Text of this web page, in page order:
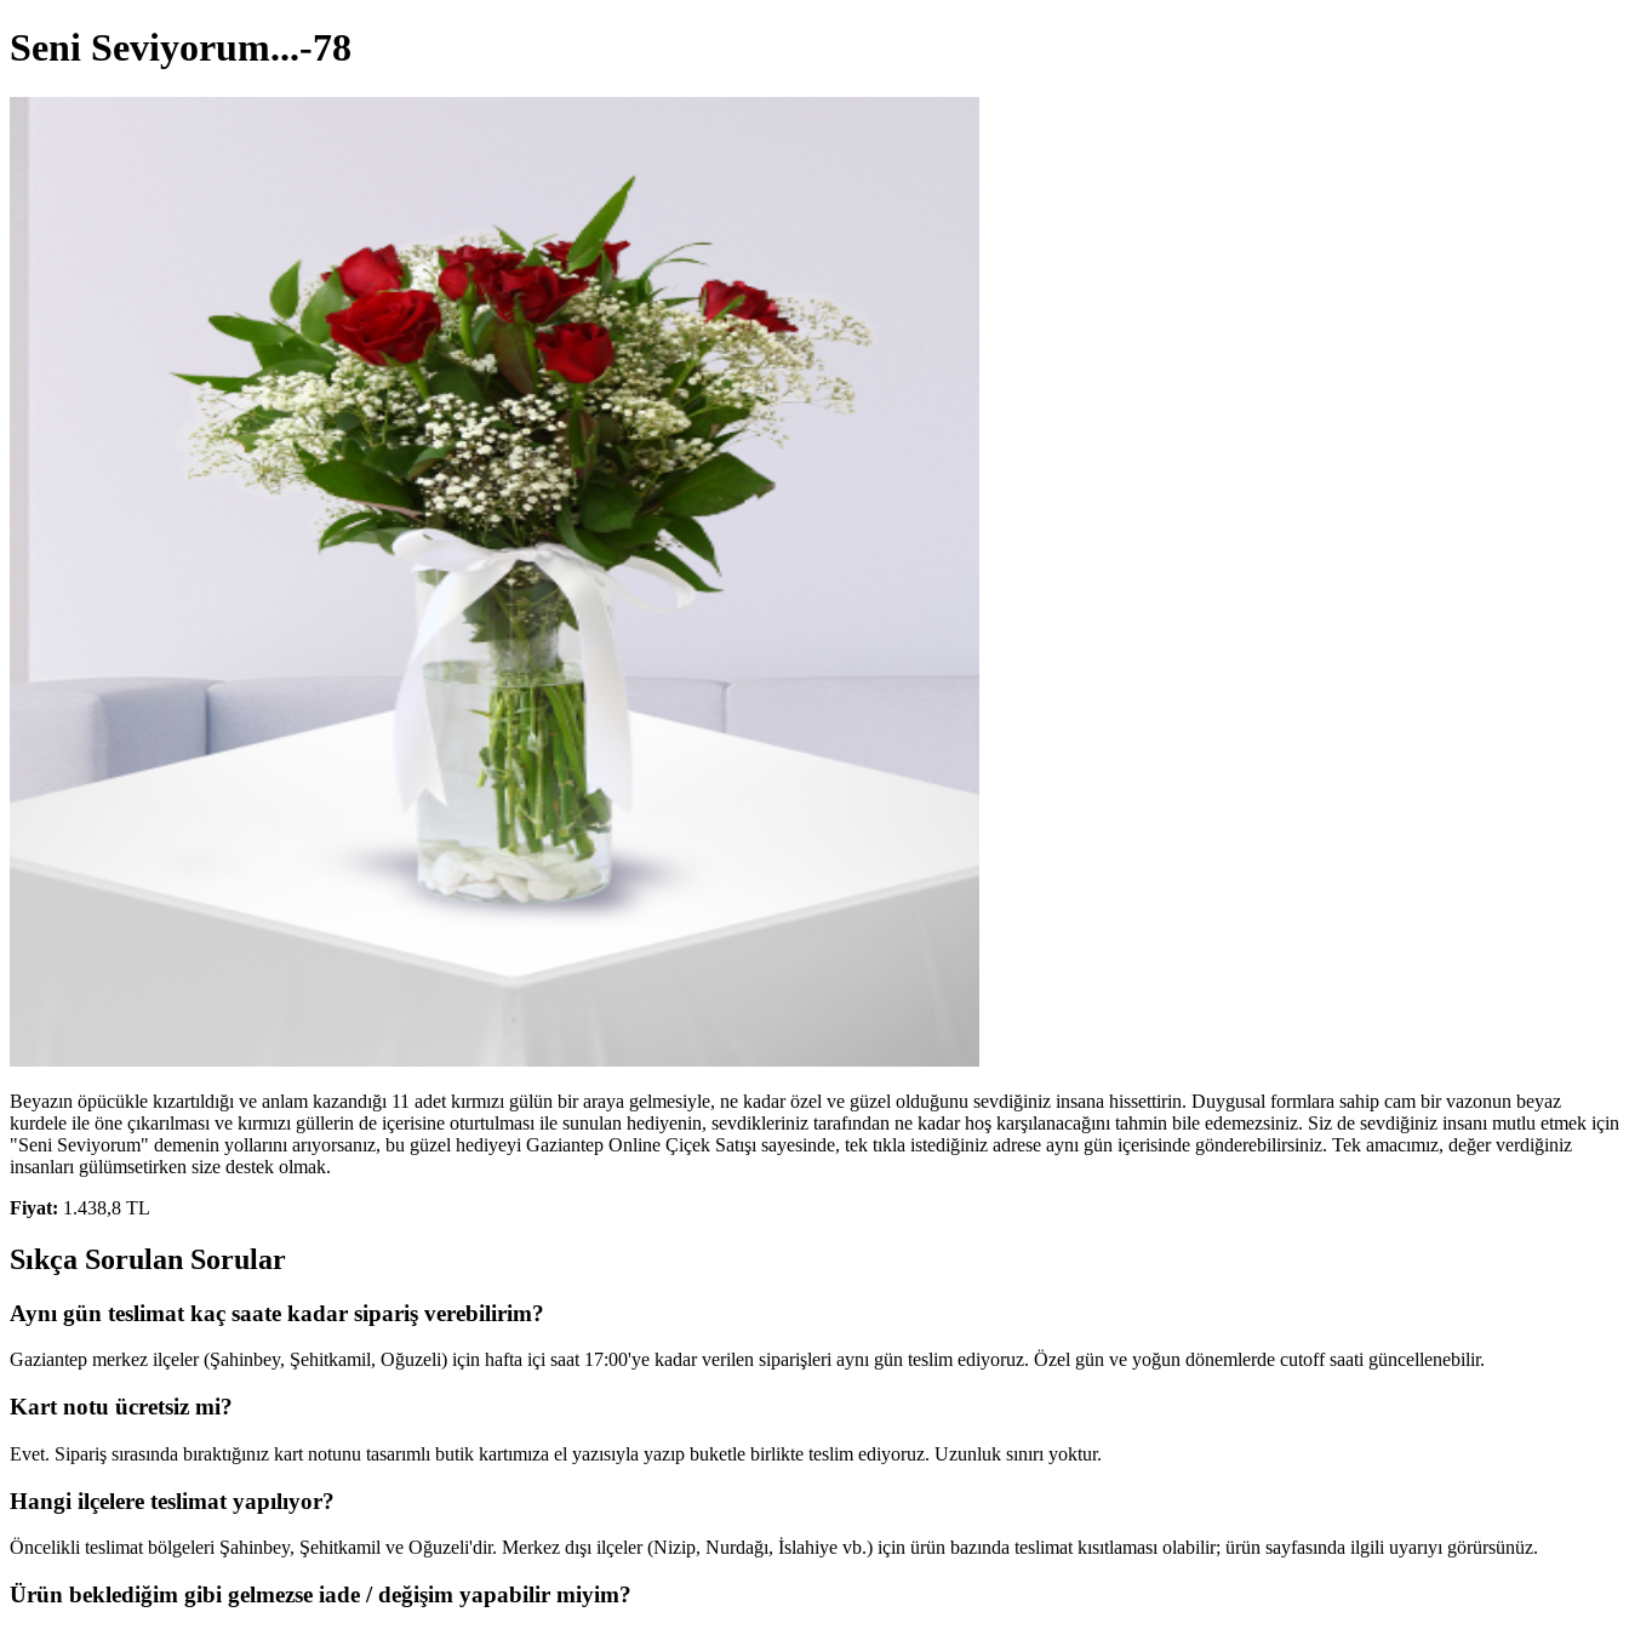
Seni Seviyorum...-78
Beyazın öpücükle kızartıldığı ve anlam kazandığı 11 adet kırmızı gülün bir araya gelmesiyle, ne kadar özel ve güzel olduğunu sevdiğiniz insana hissettirin. Duygusal formlara sahip cam bir vazonun beyaz
kurdele ile öne çıkarılması ve kırmızı güllerin de içerisine oturtulması ile sunulan hediyenin, sevdikleriniz tarafından ne kadar hoş karşılanacağını tahmin bile edemezsiniz. Siz de sevdiğiniz insanı mutlu etmek için
"Seni Seviyorum" demenin yollarını arıyorsanız, bu güzel hediyeyi Gaziantep Online Çiçek Satışı sayesinde, tek tıkla istediğiniz adrese aynı gün içerisinde gönderebilirsiniz. Tek amacımız, değer verdiğiniz
insanları gülümsetirken size destek olmak.
Fiyat: 1.438,8 TL
Sıkça Sorulan Sorular
Aynı gün teslimat kaç saate kadar sipariş verebilirim?
Gaziantep merkez ilçeler (Şahinbey, Şehitkamil, Oğuzeli) için hafta içi saat 17:00'ye kadar verilen siparişleri aynı gün teslim ediyoruz. Özel gün ve yoğun dönemlerde cutoff saati güncellenebilir.
Kart notu ücretsiz mi?
Evet. Sipariş sırasında bıraktığınız kart notunu tasarımlı butik kartımıza el yazısıyla yazıp buketle birlikte teslim ediyoruz. Uzunluk sınırı yoktur.
Hangi ilçelere teslimat yapılıyor?
Öncelikli teslimat bölgeleri Şahinbey, Şehitkamil ve Oğuzeli'dir. Merkez dışı ilçeler (Nizip, Nurdağı, İslahiye vb.) için ürün bazında teslimat kısıtlaması olabilir; ürün sayfasında ilgili uyarıyı görürsünüz.
Ürün beklediğim gibi gelmezse iade / değişim yapabilir miyim?